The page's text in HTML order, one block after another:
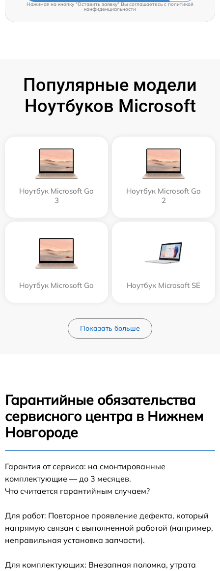
Нажимая на кнопку "Оставить заявку" Вы соглашаетесь cполитикой
конфиденциальности
Популярные модели
Ноутбуков Microsoft
Ноутбук Microsoft Go
3
Ноутбук Microsoft Go
2
Ноутбук Microsoft Go Ноутбук Microsoft SE
Показать больше
Гарантийные обязательства
сервисного центра в Нижнем
Новгороде
Гарантия от сервиса: на смонтированные
комплектующие — до 3 месяцев.
Что считается гарантийным случаем?
Для работ: Повторное проявление дефекта, который
напрямую связан с выполненной работой (например,
неправильная установка запчасти).
Для комплектующих: Внезапная поломка, утрата